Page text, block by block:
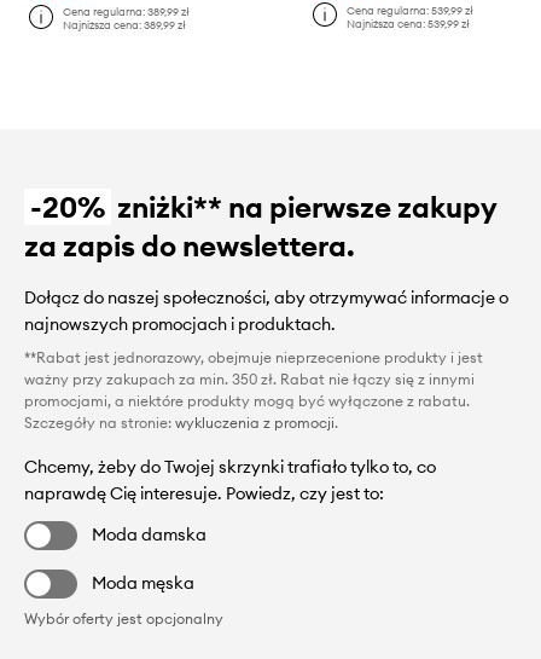
Cena regularna:389,99 zł
Najniższa cena:389,99 zł
Cena regularna: 539,99 zł
Najniższa cena: 539,99 zł
-20% zniżki** na pierwsze zakupy
za zapis do newslettera.
Dołącz do naszej społeczności, aby otrzymywać informacje o
najnowszych promocjach i produktach.
**Rabat jest jednorazowy, obejmuje nieprzecenione produkty i jest
ważny przy zakupach za min. 350 zł. Rabat nie łączy się z innymi
promocjami, a niektóre produkty mogą być wyłączone z rabatu.
Szczegóły na stronie: wykluczenia z promocji.
Chcemy, żeby do Twojej skrzynki trafiało tylko to, co
naprawdę Cię interesuje. Powiedz, czy jest to:
Moda damska
Moda męska
Wybór oferty jest opcjonalny